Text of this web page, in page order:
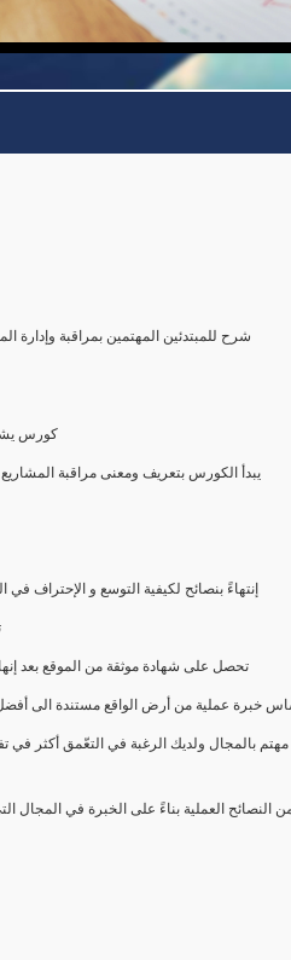
شرح للمبتدئين المهتمين بمراقبة
كورس
يبدأ الكورس بتعريف ومعنى مراقبة
إنتهاءً بنصائح لكيفية التوسع و الإحتراف
تحصل على شهادة موثقة من الموقع بعد
عملية من أرض الواقع مستندة الى أفضل
بالمجال ولديك الرغبة في التعّمق أكثر في
النصائح العملية بناءً على الخبرة في المجال